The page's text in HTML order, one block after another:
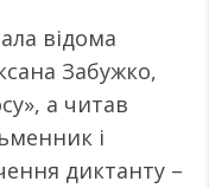
відома
Забужко,
а читав
і
диктанту –